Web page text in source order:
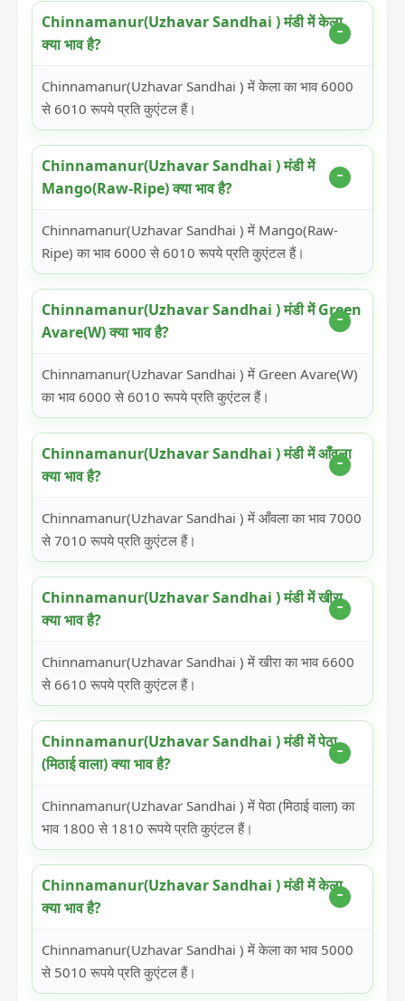
Chinnamanur(Uzhavar Sandhai ) मंडी में केला
क्या भाव है?
Chinnamanur(Uzhavar Sandhai ) में केला का भाव 6000
से 6010 रूपये प्रति कुएंटल हैं।
Chinnamanur(Uzhavar Sandhai ) मंडी में
Mango(Raw-Ripe) क्या भाव है?
Chinnamanur(Uzhavar Sandhai ) में Mango(Raw-
Ripe) का भाव 6000 से 6010 रूपये प्रति कुएंटल हैं।
Chinnamanur(Uzhavar Sandhai ) मंडी में Green
Avare(W) क्या भाव है?
Chinnamanur(Uzhavar Sandhai ) में Green Avare(W)
का भाव 6000 से 6010 रूपये प्रति कुएंटल हैं।
Chinnamanur(Uzhavar Sandhai ) मंडी में आँवला
क्या भाव है?
Chinnamanur(Uzhavar Sandhai ) में आँवला का भाव 7000
से 7010 रूपये प्रति कुएंटल हैं।
Chinnamanur(Uzhavar Sandhai ) मंडी में खीरा
क्या भाव है?
Chinnamanur(Uzhavar Sandhai ) में खीरा का भाव 6600
से 6610 रूपये प्रति कुएंटल हैं।
Chinnamanur(Uzhavar Sandhai ) मंडी में पेठा
(मिठाई वाला) क्या भाव है?
Chinnamanur(Uzhavar Sandhai ) में पेठा (मिठाई वाला) का
भाव 1800 से 1810 रूपये प्रति कुएंटल हैं।
Chinnamanur(Uzhavar Sandhai ) मंडी में केला
क्या भाव है?
Chinnamanur(Uzhavar Sandhai ) में केला का भाव 5000
से 5010 रूपये प्रति कुएंटल हैं।